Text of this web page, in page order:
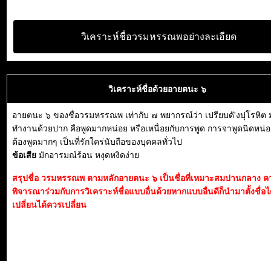
วิเคราะห์ชื่อวรมหรรณพอย่างละเอียด
วิเคราะห์ชื่อด้วยอายตนะ ๖
อายตนะ ๖ ของชื่อวรมหรรณพ เท่ากับ ๗ พยากรณ์ว่า เปรียบดั'งปุโรหิต
ทำงานด้วยปาก คือพูดมากหน่อย หรือเหนื่อยกับการพูด การจาพูดนิดหน่
ต้องพูดมากๆ เป็นที่รักใคร่นับถือของบุคคลทั่วไป
ข้อเสีย มักอารมณ์ร้อน หงุดหงิดง่าย
สรุปชื่อ วรมหรรณพ ตามหลักอายตนะ ๖ เป็นชื่อที่เหมาะสมปานกลาง ค
พิจารณาร่วมกับการวิเคราะห์ชื่อแบบอื่นด้วยหากแบบอื่นดีก็นำมาตั้งชื่อ
เปลี่ยนได้ควรเปลี่ยน